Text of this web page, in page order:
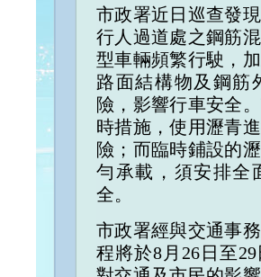
市政署近日巡查發
行人過道處之鋼筋
型車輛頻繁行駛，
路面結構物及鋼筋
險，影響行車安全
時措施，使用瀝青
險；而臨時鋪設的
勻承載，須安排全
全。
市政署經與交通事
程將於8月26日至